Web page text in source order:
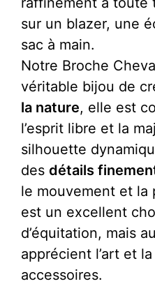
sur un blazer, une
sac à main.
Notre Broche
véritable bijou de
la nature, elle est
l’esprit libre et la
silhouette
des détails
le mouvement et la
est un excellent
d’équitation, mais
apprécient l’art et
accessoires.